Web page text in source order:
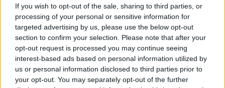
If you wish to opt-out of the sale, sharing to third parties, or
processing of your personal or sensitive information for
targeted advertising by us, please use the below opt-out
section to confirm your selection. Please note that after your
opt-out request is processed you may continue seeing
interest-based ads based on personal information utilized by
us or personal information disclosed to third parties prior to
your opt-out. You may separately opt-out of the further
qualcuno si vuole pulire la coscienza?”. Per
Meloni si tratta di una proposta di legge
bipartisan che aveva l’appoggio sia della
maggioranza sia dell’opposizione.Il
capogruppo di Forza Italia, Alessandra
Zedda, ha annunciato il voto favorevole di
Forza Italia al passaggio agli articoli.